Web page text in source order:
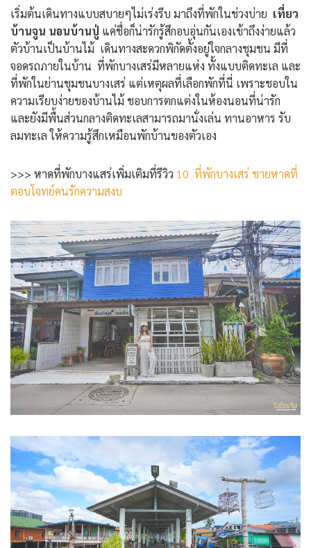
เริ่มต้นเดินทางแบบสบายๆไม่เร่งรีบ มาถึงที่พักในช่วงบ่าย เที่ยว
บ้านจูน นอนบ้านปู่ แค่ชื่อก็น่ารักรู้สึกอบอุ่นกันเองเข้าถึงง่ายแล้ว
ตัวบ้านเป็นบ้านไม้ เดินทางสะดวกพิกัดตั้งอยู่ใจกลางชุมชน มีที่
จอดรถภายในบ้าน ที่พักบางเสร่มีหลายแห่ง ทั้งแบบติดทะเล และ
ที่พักในย่านชุมชนบางเสร่ แต่เหตุผลที่เลือกพักที่นี่ เพราะชอบใน
ความเรียบง่ายของบ้านไม้ ชอบการตกแต่งในห้องนอนที่น่ารัก
และยังมีพื้นส่วนกลางติดทะเลสามารถมานั่งเล่น ทานอาหาร รับ
ลมทะเล ให้ความรู้สึกเหมือนพักบ้านของตัวเอง
>>> หาดที่พักบางแสร่เพิ่มเติมที่รีวิว 10 ที่พักบางเสร่ ชายหาดที่
ตอบโจทย์คนรักความสงบ